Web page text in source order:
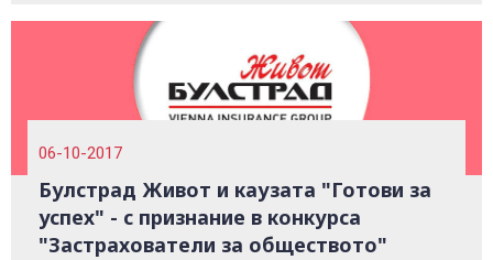
06-10-2017
Булстрад Живот и каузата "Готови за
успех" - с признание в конкурса
"Застрахователи за обществото"